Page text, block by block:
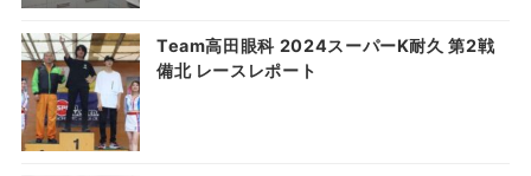
Team高田眼科 2024スーパーK耐久 第2戦
備北 レースレポート